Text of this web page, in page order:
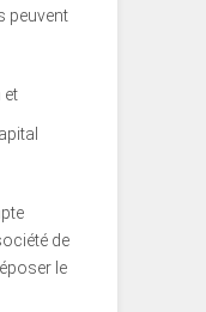
peuvent
et
de
le